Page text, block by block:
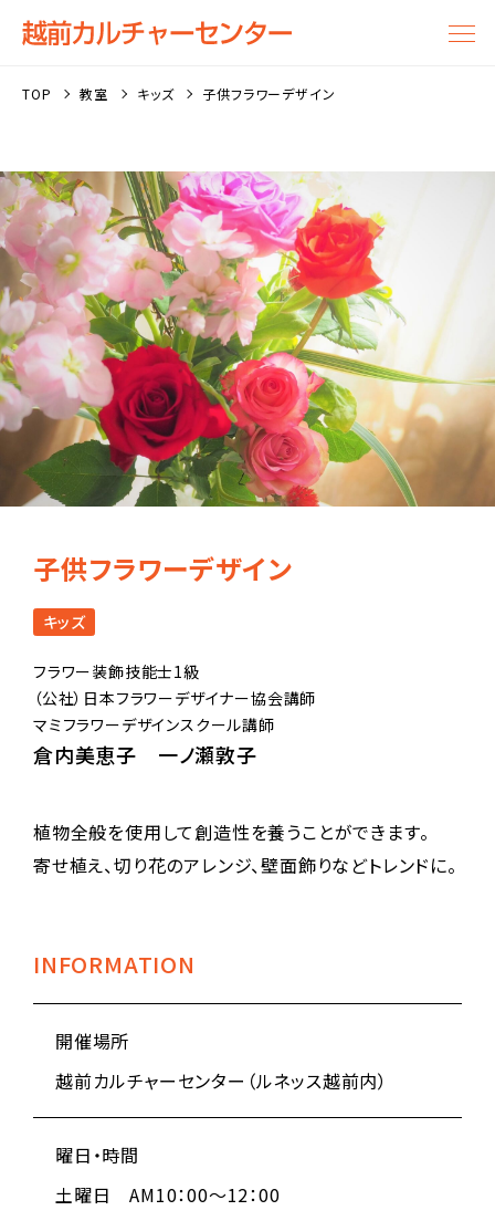
TOP 教室 キッズ 子供フラワーデザイン
子供フラワーデザイン
キッズ
フラワー装飾技能士1級
（公社）日本フラワーデザイナー協会講師
マミフラワーデザインスクール講師
倉内美恵子 一ノ瀬敦子
植物全般を使用して創造性を養うことができます。
寄せ植え、切り花のアレンジ、壁面飾りなどトレンドに。
INFORMATION
開催場所
越前カルチャーセンター（ルネッス越前内）
曜日・時間
土曜日 AM10：00～12：00